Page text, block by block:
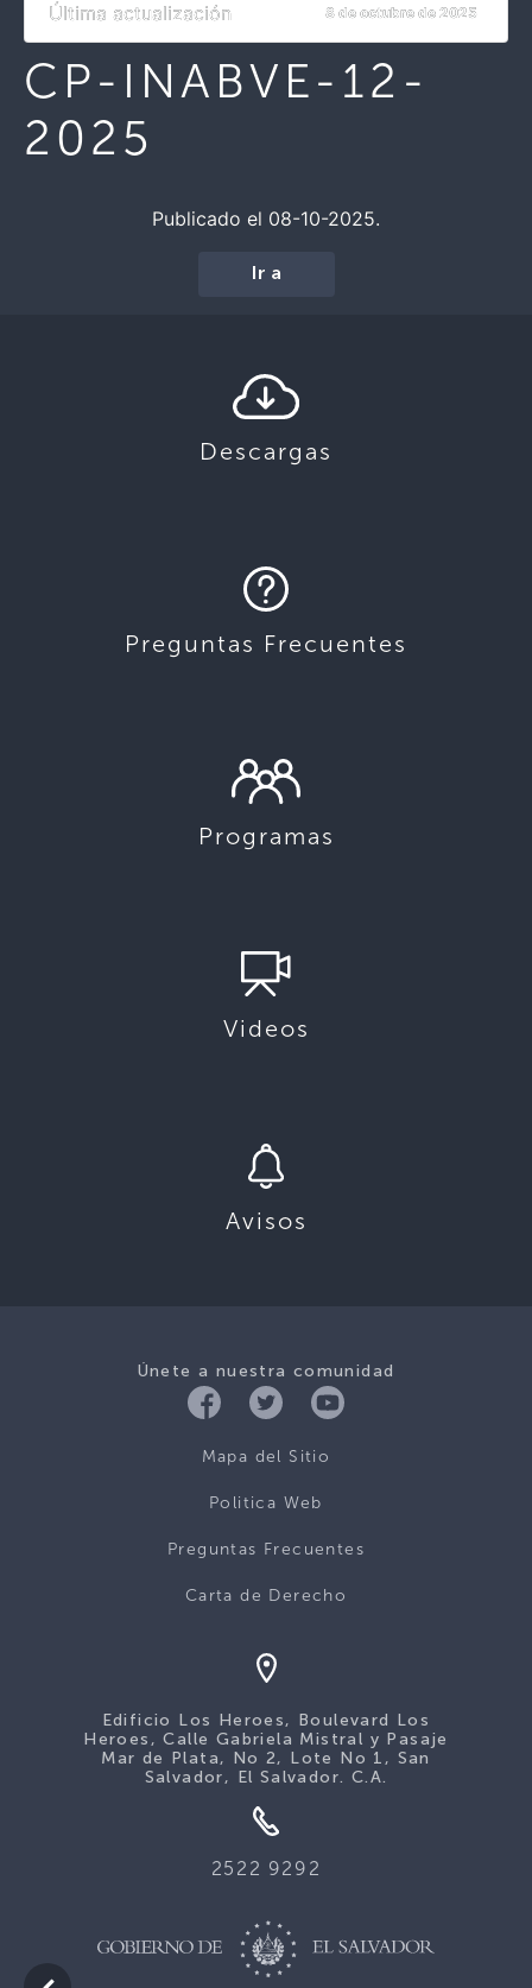
Última actualización 8 de octubre de 2025
CP-INABVE-12-
2025
Publicado el 08-10-2025.
Ir a
Descargas
Preguntas Frecuentes
Programas
Videos
Avisos
Únete a nuestra comunidad
Mapa del Sitio
Politica Web
Preguntas Frecuentes
Carta de Derecho
Edificio Los Heroes, Boulevard Los
Heroes, Calle Gabriela Mistral y Pasaje
Mar de Plata, No 2, Lote No 1, San
Salvador, El Salvador. C.A.
2522 9292